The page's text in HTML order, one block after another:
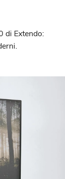
di Extendo: